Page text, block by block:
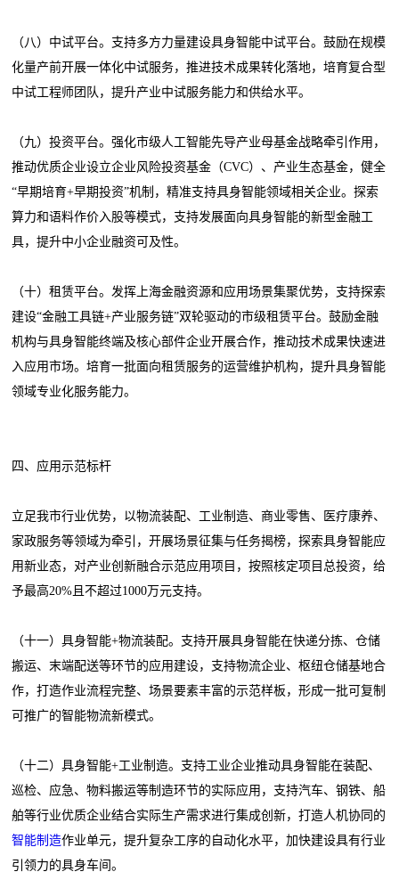
（八）中试平台。支持多方力量建设具身智能中试平台。鼓励在规模
化量产前开展一体化中试服务，推进技术成果转化落地，培育复合型
中试工程师团队，提升产业中试服务能力和供给水平。
（九）投资平台。强化市级人工智能先导产业母基金战略牵引作用，
推动优质企业设立企业风险投资基金（CVC）、产业生态基金，健全
“早期培育+早期投资”机制，精准支持具身智能领域相关企业。探索
算力和语料作价入股等模式，支持发展面向具身智能的新型金融工
具，提升中小企业融资可及性。
（十）租赁平台。发挥上海金融资源和应用场景集聚优势，支持探索
建设“金融工具链+产业服务链”双轮驱动的市级租赁平台。鼓励金融
机构与具身智能终端及核心部件企业开展合作，推动技术成果快速进
入应用市场。培育一批面向租赁服务的运营维护机构，提升具身智能
领域专业化服务能力。
四、应用示范标杆
立足我市行业优势，以物流装配、工业制造、商业零售、医疗康养、
家政服务等领域为牵引，开展场景征集与任务揭榜，探索具身智能应
用新业态，对产业创新融合示范应用项目，按照核定项目总投资，给
予最高20%且不超过1000万元支持。
（十一）具身智能+物流装配。支持开展具身智能在快递分拣、仓储
搬运、末端配送等环节的应用建设，支持物流企业、枢纽仓储基地合
作，打造作业流程完整、场景要素丰富的示范样板，形成一批可复制
可推广的智能物流新模式。
（十二）具身智能+工业制造。支持工业企业推动具身智能在装配、
巡检、应急、物料搬运等制造环节的实际应用，支持汽车、钢铁、船
舶等行业优质企业结合实际生产需求进行集成创新，打造人机协同的
智能制造作业单元，提升复杂工序的自动化水平，加快建设具有行业
引领力的具身车间。